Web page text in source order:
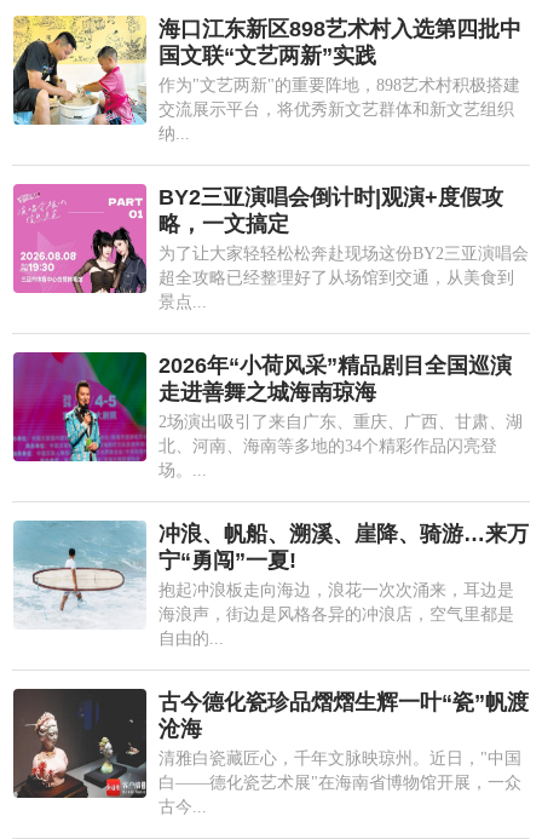
海口江东新区898艺术村入选第四批中
国文联“文艺两新”实践
作为"文艺两新"的重要阵地，898艺术村积极搭建
交流展示平台，将优秀新文艺群体和新文艺组织
纳...
BY2三亚演唱会倒计时|观演+度假攻
略，一文搞定
为了让大家轻轻松松奔赴现场这份BY2三亚演唱会
超全攻略已经整理好了从场馆到交通，从美食到
景点...
2026年“小荷风采”精品剧目全国巡演
走进善舞之城海南琼海
2场演出吸引了来自广东、重庆、广西、甘肃、湖
北、河南、海南等多地的34个精彩作品闪亮登
场。...
冲浪、帆船、溯溪、崖降、骑游…来万
宁“勇闯”一夏!
抱起冲浪板走向海边，浪花一次次涌来，耳边是
海浪声，街边是风格各异的冲浪店，空气里都是
自由的...
古今德化瓷珍品熠熠生辉一叶“瓷”帆渡
沧海
清雅白瓷藏匠心，千年文脉映琼州。近日，"中国
白——德化瓷艺术展"在海南省博物馆开展，一众
古今...